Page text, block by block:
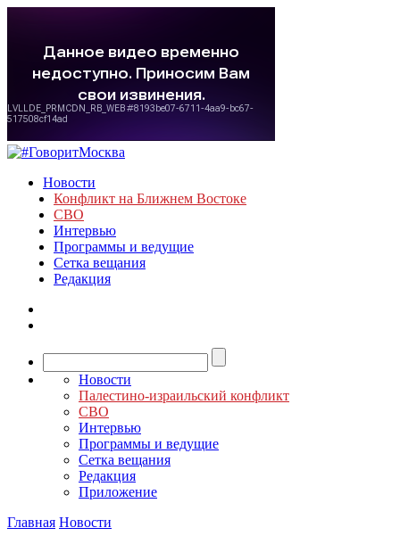
Новости
Конфликт на Ближнем Востоке
СВО
Интервью
Программы и ведущие
Сетка вещания
Редакция
Новости
Палестино-израильский конфликт
СВО
Интервью
Программы и ведущие
Сетка вещания
Редакция
Приложение
Главная Новости